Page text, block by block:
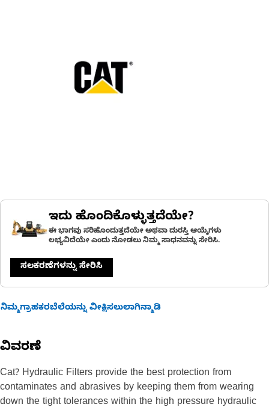
ಇದು ಹೊಂದಿಕೊಳ್ಳುತ್ತದೆಯೇ?
ಈ ಭಾಗವು ಸರಿಹೊಂದುತ್ತದೆಯೇ ಅಥವಾ ದುರಸ್ತಿ ಆಯ್ಕೆಗಳು
ಲಭ್ಯವಿದೆಯೇ ಎಂದು ನೋಡಲು ನಿಮ್ಮ ಸಾಧನವನ್ನು ಸೇರಿಸಿ.
ಸಲಕರಣೆಗಳನ್ನು ಸೇರಿಸಿ
ನಿಮ್ಮಗ್ರಾಹಕರಬೆಲೆಯನ್ನು ವೀಕ್ಷಿಸಲುಲಾಗಿನ್ಮಾಡಿ
ವಿವರಣೆ
Cat? Hydraulic Filters provide the best protection from
contaminates and abrasives by keeping them from wearing
down the tight tolerances within the high pressure hydraulic